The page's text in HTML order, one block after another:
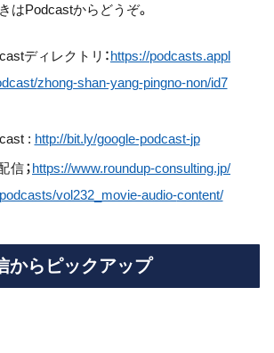
はPodcastからどうぞ。
ディレクトリ：https://podcasts.appl
zhong-shan-yang-pingno-non/id7
: http://bit.ly/google-podcast-jp
信；https://www.roundup-consulting.jp/
vol232_movie-audio-content/
からピックアップ